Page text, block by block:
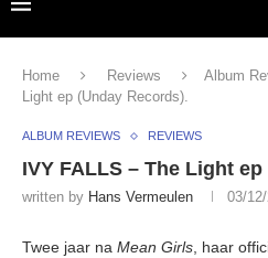
Home Reviews Album
Light ep (Unday Records).
ALBUM REVIEWS REVIEWS
IVY FALLS – The Light
written by Hans Vermeulen 03/
Twee jaar na Mean Girls, haar